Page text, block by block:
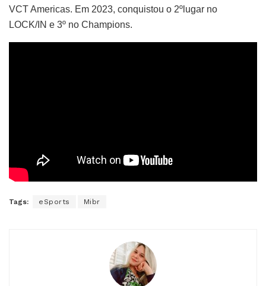
VCT Americas. Em 2023, conquistou o 2ºlugar no
LOCK/IN e 3º no Champions.
Tags: eSports Mibr